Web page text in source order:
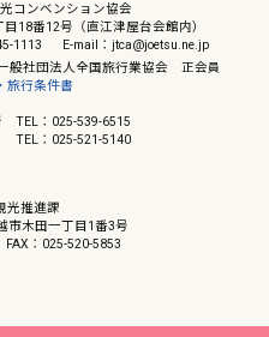
コンベンション協会
18番12号（直江津屋台会館内）
1113
E-mail：jtca@joetsu.ne.jp
社団法人全国旅行業協会 正会員
旅行条件書
TEL：025-539-6515
：025-521-5140
推進課
市木田一丁目1番3号
FAX：025-520-5853